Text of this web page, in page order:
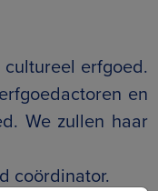
erfgoed.
en
We zullen haar
coördinator.